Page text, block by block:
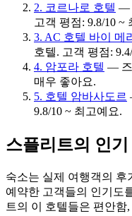
2. 코르나로 호텔 —
고객 평점: 9.8/10 ~
3. AC 호텔 바이 메
호텔. 고객 평점:
4. 암포라 호텔 — 즈
매우 좋아요.
5. 호텔 암바사도르
9.8/10 ~ 최고예요.
스플리트의 인기
숙소는 실제 여행객의 후
예약한 고객들의 인기도
트의 이 호텔들은 편안